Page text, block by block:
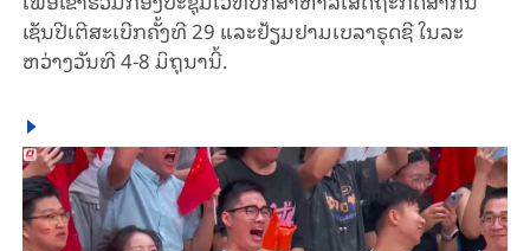
ເຊັນ​ປີ​ເຕີ​ສະ​ເບີກ​ຄັ້ງ​ທີ 29 ​ແລະຢ້ຽມ​ຢາມ​ເບ​ລາຣຸດຊີ ໃນ​ລະ​
ຫວ່າງວັນ​ທີ 4-8 ມິ​ຖຸ​ນາ​ນີ້.